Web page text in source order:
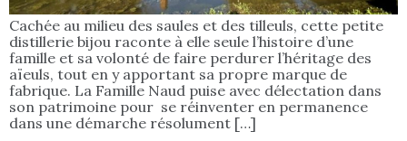
Cachée au milieu des saules et des tilleuls, cette petite
distillerie bijou raconte à elle seule l’histoire d’une
famille et sa volonté de faire perdurer l’héritage des
aïeuls, tout en y apportant sa propre marque de
fabrique. La Famille Naud puise avec délectation dans
son patrimoine pour se réinventer en permanence
dans une démarche résolument […]